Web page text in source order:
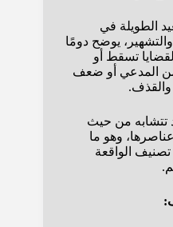
الطويلة في
يوضح دومًا
تسقط أو
المدعي أو ضعف
والقذف.
تتشابه من حيث
وهو ما
الواقعة